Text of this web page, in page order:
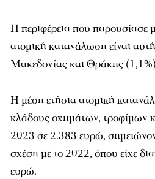
Η περιφέρεια που παρουσίασε
ατομική κατανάλωση είναι
Μακεδονίας και Θράκης
Η μέση ετήσια ατομική
κλάδους οχημάτων, τροφίμων
2023 σε 2.383 ευρώ,
σχέση με το 2022, όπου είχε
ευρώ.